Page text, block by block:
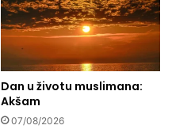
Dan u životu muslimana:
Akšam
07/08/2026